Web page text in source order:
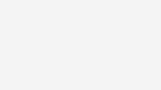
unter allen Teilnehmern
Kommentar unter dem
Nachricht (DM)